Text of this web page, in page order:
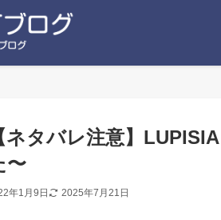
ネタバレ注意】
〜
年1月9日 2025年7月21日